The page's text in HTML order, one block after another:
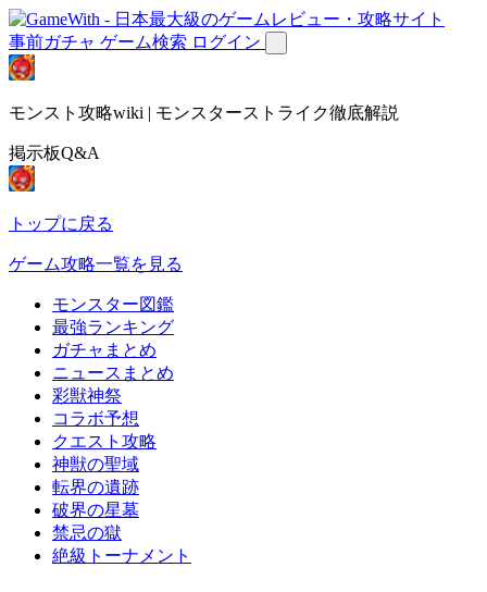
事前ガチャ ゲーム検索 ログイン
モンスト攻略wiki | モンスターストライク徹底解説
掲示板Q&A
トップに戻る
ゲーム攻略一覧を見る
モンスター図鑑
最強ランキング
ガチャまとめ
ニュースまとめ
彩獣神祭
コラボ予想
クエスト攻略
神獣の聖域
転界の遺跡
破界の星墓
禁忌の獄
絶級トーナメント